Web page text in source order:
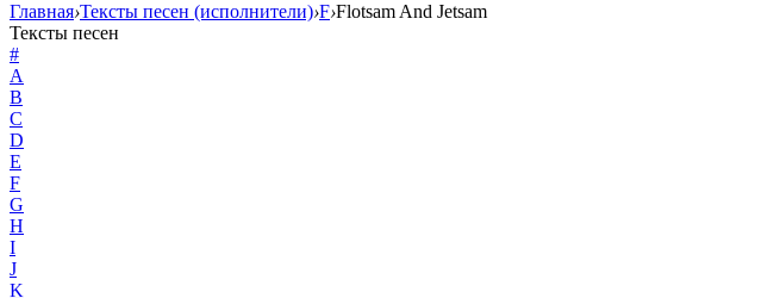
Главная›Тексты песен (исполнители)›F›Flotsam And Jetsam
Тексты песен
#
A
B
C
D
E
F
G
H
I
J
K